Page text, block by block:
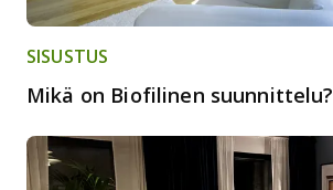
SISUSTUS
Mikä on Biofilinen suunnittelu?